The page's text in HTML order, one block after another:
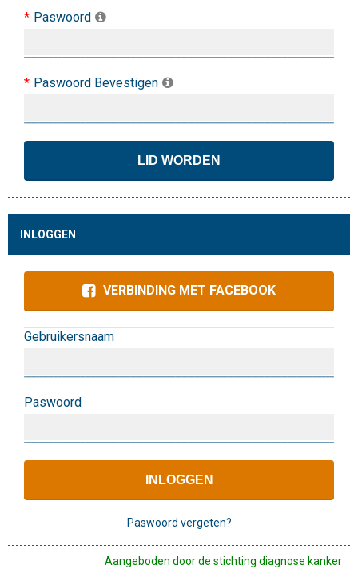
* Paswoord
* Paswoord Bevestigen
INLOGGEN
VERBINDING MET FACEBOOK
Gebruikersnaam
Paswoord
Paswoord vergeten?
Aangeboden door de stichting diagnose kanker